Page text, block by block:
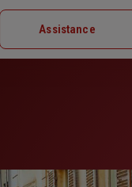
Assistance